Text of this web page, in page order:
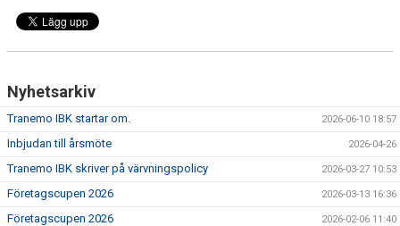
Nyhetsarkiv
Tranemo IBK startar om. 2026-06-10 18:57
Inbjudan till årsmöte 2026-04-26
Tranemo IBK skriver på värvningspolicy 2026-03-27 10:53
Företagscupen 2026 2026-03-13 16:36
Företagscupen 2026 2026-02-06 11:40